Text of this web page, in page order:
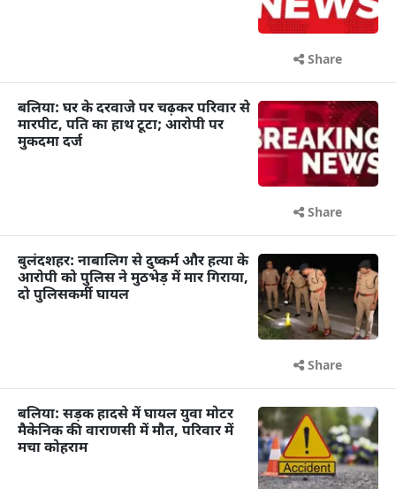
Share
बलिया: घर के दरवाजे पर चढ़कर परिवार से
मारपीट, पति का हाथ टूटा; आरोपी पर
मुकदमा दर्ज
Share
बुलंदशहर: नाबालिग से दुष्कर्म और हत्या के
आरोपी को पुलिस ने मुठभेड़ में मार गिराया,
दो पुलिसकर्मी घायल
Share
बलिया: सड़क हादसे में घायल युवा मोटर
मैकेनिक की वाराणसी में मौत, परिवार में
मचा कोहराम